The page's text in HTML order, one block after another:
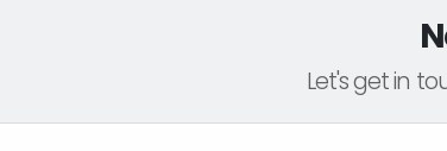
Let's get in